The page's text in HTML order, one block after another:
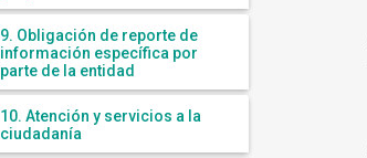
9. Obligación de reporte de
información específica por
parte de la entidad
10. Atención y servicios a la
ciudadanía